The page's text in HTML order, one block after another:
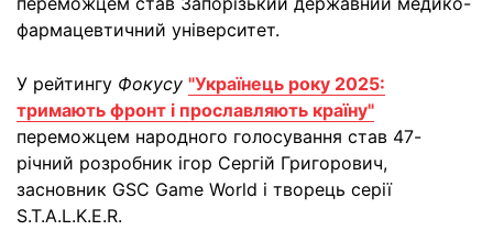
фармацевтичний університет.
У рейтингу Фокусу "Українець року 2025:
тримають фронт і прославляють країну"
переможцем народного голосування став 47-
річний розробник ігор Сергій Григорович,
засновник GSC Game World і творець серії
S.T.A.L.K.E.R.